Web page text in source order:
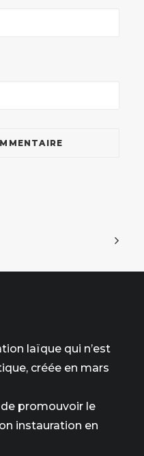
laïque qui n’est
créée en mars
promouvoir le
instauration en